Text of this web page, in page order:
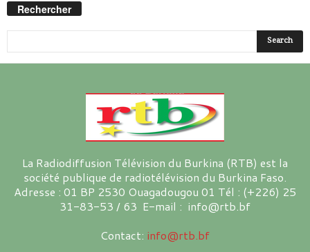
Rechercher
La Radiodiffusion Télévision du Burkina (RTB) est la
société publique de radiotélévision du Burkina Faso.
Adresse : 01 BP 2530 Ouagadougou 01 Tél : (+226) 25
31-83-53 / 63 E-mail : info@rtb.bf
Contact: info@rtb.bf